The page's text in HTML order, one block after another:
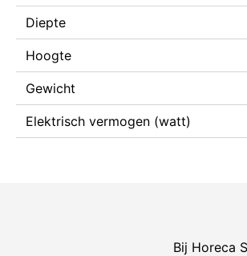
Diepte
Hoogte
Gewicht
Elektrisch vermogen (watt)
Bij Horeca